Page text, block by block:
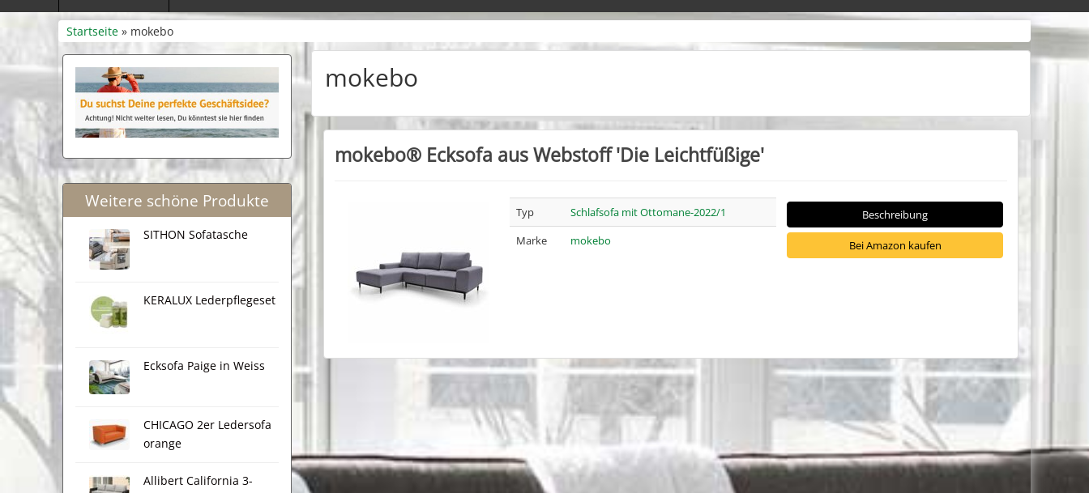
Startseite » mokebo
Weitere schöne Produkte
SITHON Sofatasche
KERALUX Lederpflegeset
Ecksofa Paige in Weiss
CHICAGO 2er Ledersofa
orange
Allibert California 3-
mokebo
mokebo® Ecksofa aus Webstoff 'Die Leichtfüßige'
Typ
Schlafsofa mit Ottomane-2022/1
Marke
mokebo
Beschreibung
Bei Amazon kaufen